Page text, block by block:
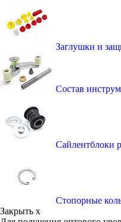
Заглушки и
Состав
Сайлентблоки
Стопорные
Закрыть x